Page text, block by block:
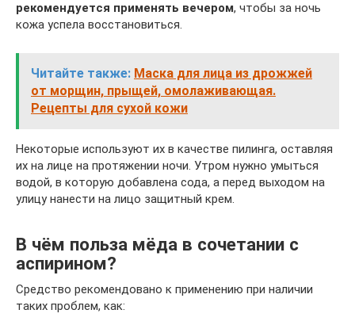
рекомендуется применять вечером, чтобы за ночь
кожа успела восстановиться.
Читайте также: Маска для лица из дрожжей
от морщин, прыщей, омолаживающая.
Рецепты для сухой кожи
Некоторые используют их в качестве пилинга, оставляя
их на лице на протяжении ночи. Утром нужно умыться
водой, в которую добавлена сода, а перед выходом на
улицу нанести на лицо защитный крем.
В чём польза мёда в сочетании с
аспирином?
Средство рекомендовано к применению при наличии
таких проблем, как: